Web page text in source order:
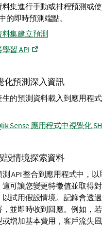
料集進行手動或排程預測或
的即時預測端點。
料集建立預測
習 API
化預測深入資訊
生的預測資料載入到應用程
Sense 應用程式中視覺化
設情境探索資料
測 API 整合到應用程式中，
這可讓您變更特徵值並取得
試用假設情境。記錄會透過
，並即時收到回應。例如，
或增加基本費用，客戶流失